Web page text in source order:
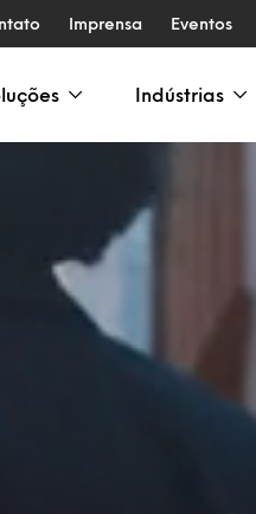
Imprensa Eventos
Indústrias